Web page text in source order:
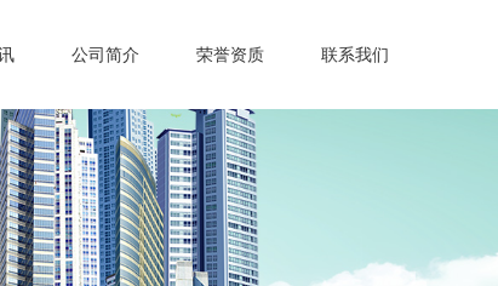
公司简介 荣誉资质 联系我们